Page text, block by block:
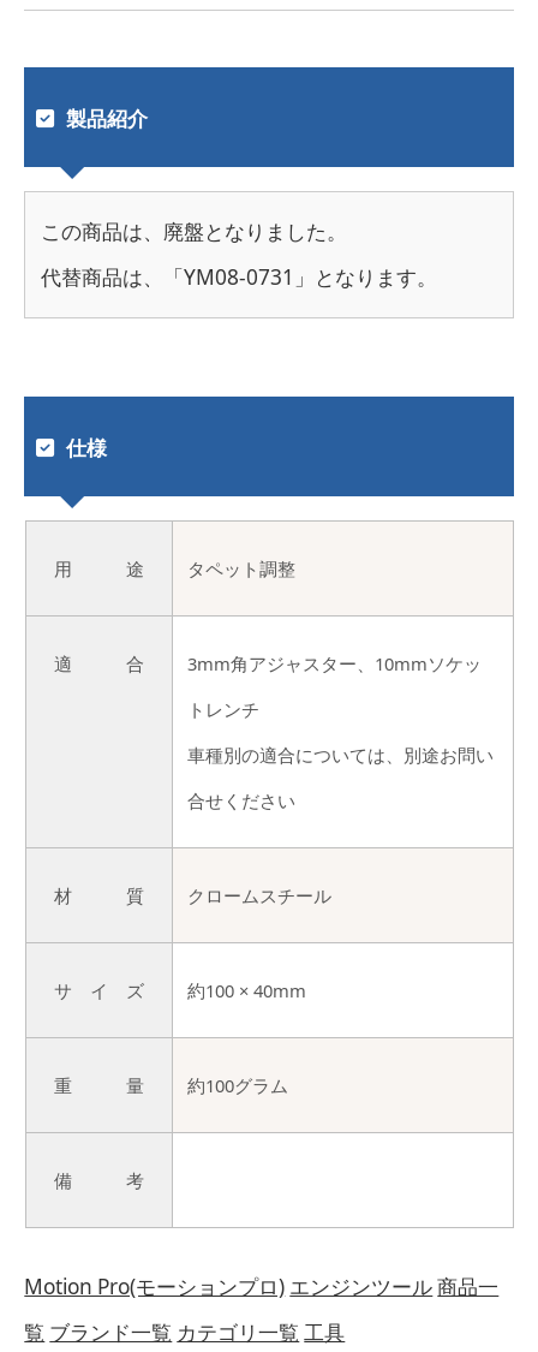
製品紹介
この商品は、廃盤となりました。
代替商品は、「YM08-0731」となります。
仕様
用 途 タペット調整
適 合
3mm角アジャスター、10mmソケッ
トレンチ
車種別の適合については、別途お問い
合せください
材 質 クロームスチール
サ イ ズ 約100 × 40mm
重 量 約100グラム
備 考
Motion Pro(モーションプロ) エンジンツール商品一
覧 ブランド一覧 カテゴリ一覧 工具